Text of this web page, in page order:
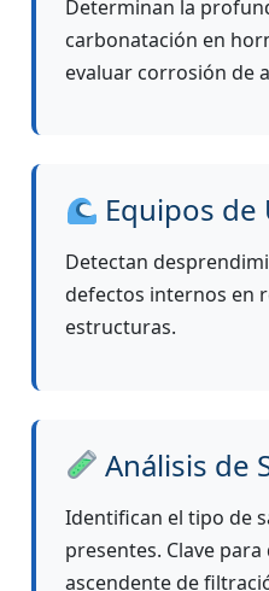
Determinan la
carbonatación en
evaluar corrosión de
Equipos
Detectan
defectos internos en
estructuras.
Análisis de
Identifican el tipo de
presentes. Clave
ascendente de